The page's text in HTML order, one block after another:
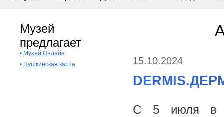
Музей
предлагает
• Музей Онлайн
• Пушкинская карта 15.10.2024
С 5 июля в